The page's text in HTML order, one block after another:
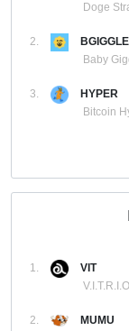
Doge
2.
BGIGGLE
Baby
3.
HYPER
Bitcoin
1.
VIT
2.
MUMU